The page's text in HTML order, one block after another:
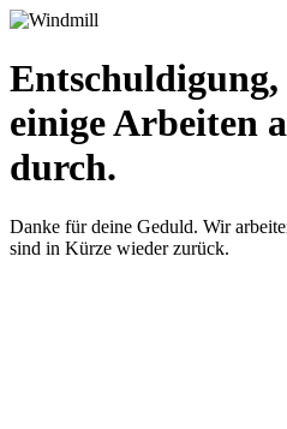
einige Arbeiten
durch.
Danke für deine Geduld. Wir
sind in Kürze wieder zurück.